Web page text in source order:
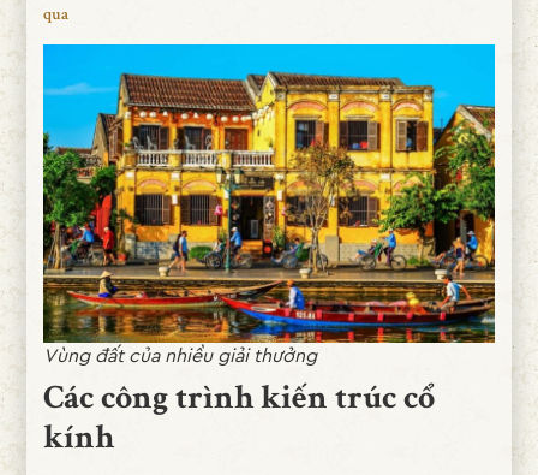
qua
Vùng đất của nhiều giải thưởng
Các công trình kiến trúc cổ
kính